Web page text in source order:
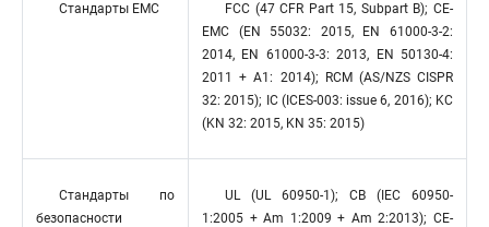
Стандарты EMC
FCC (47 CFR Part 15, Subpart B); CE-
EMC (EN 55032: 2015, EN 61000-3-2:
2014, EN 61000-3-3: 2013, EN 50130-4:
2011 + A1: 2014); RCM (AS/NZS CISPR
32: 2015); IC (ICES-003: issue 6, 2016); KC
(KN 32: 2015, KN 35: 2015)
Стандарты по
безопасности
UL (UL 60950-1); CB (IEC 60950-
1:2005 + Am 1:2009 + Am 2:2013); CE-